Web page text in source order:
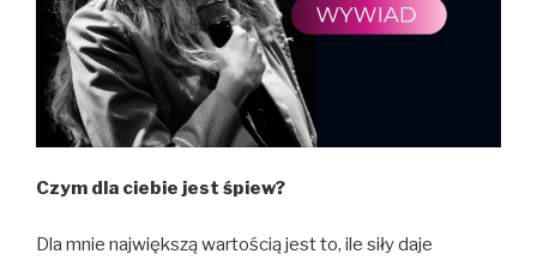
Czym dla ciebie jest śpiew?
Dla mnie największą wartością jest to, ile siły daje